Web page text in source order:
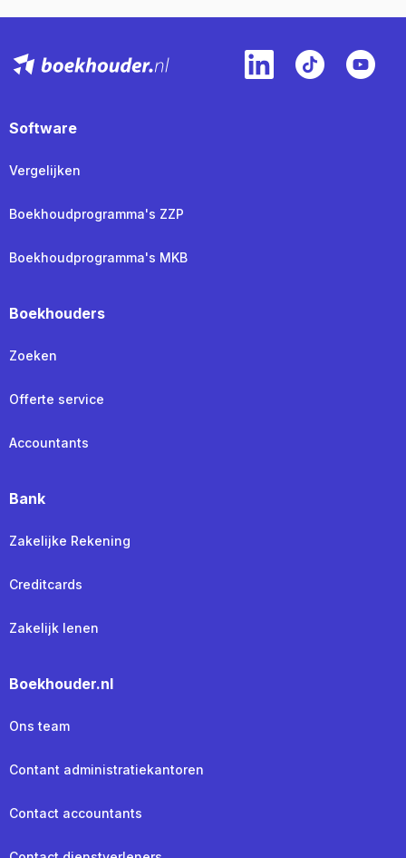
Software
Vergelijken
Boekhoudprogramma's ZZP
Boekhoudprogramma's MKB
Boekhouders
Zoeken
Offerte service
Accountants
Bank
Zakelijke Rekening
Creditcards
Zakelijk lenen
Boekhouder.nl
Ons team
Contant administratiekantoren
Contact accountants